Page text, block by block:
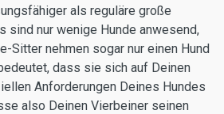
als reguläre große
sind nur wenige Hunde anwesend,
Sitter nehmen sogar nur einen Hund
dass sie sich auf Deinen
Anforderungen Deines Hundes
also Deinen Vierbeiner seinen